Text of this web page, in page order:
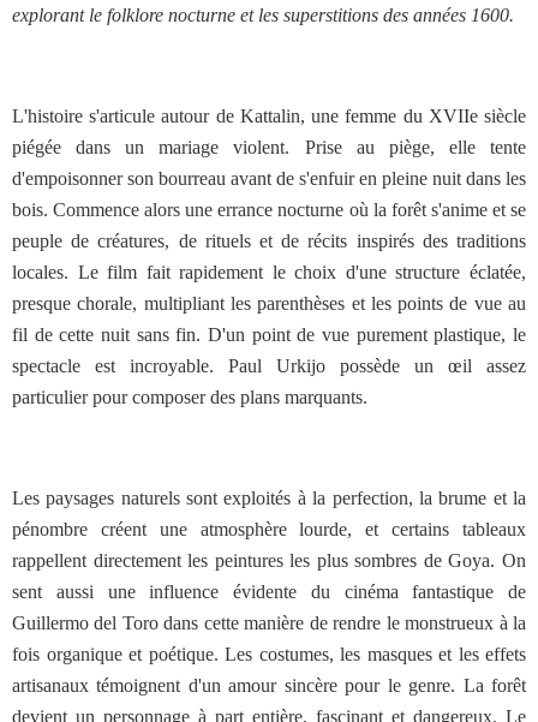
explorant le folklore nocturne et les superstitions des années 1600.
L'histoire s'articule autour de Kattalin, une femme du XVIIe siècle
piégée dans un mariage violent. Prise au piège, elle tente
d'empoisonner son bourreau avant de s'enfuir en pleine nuit dans les
bois. Commence alors une errance nocturne où la forêt s'anime et se
peuple de créatures, de rituels et de récits inspirés des traditions
locales. Le film fait rapidement le choix d'une structure éclatée,
presque chorale, multipliant les parenthèses et les points de vue au
fil de cette nuit sans fin. D'un point de vue purement plastique, le
spectacle est incroyable. Paul Urkijo possède un œil assez
particulier pour composer des plans marquants.
Les paysages naturels sont exploités à la perfection, la brume et la
pénombre créent une atmosphère lourde, et certains tableaux
rappellent directement les peintures les plus sombres de Goya. On
sent aussi une influence évidente du cinéma fantastique de
Guillermo del Toro dans cette manière de rendre le monstrueux à la
fois organique et poétique. Les costumes, les masques et les effets
artisanaux témoignent d'un amour sincère pour le genre. La forêt
devient un personnage à part entière, fascinant et dangereux. Le